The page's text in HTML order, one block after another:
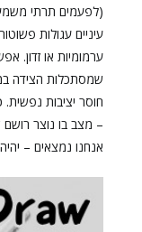
(לפעמים תרתי
עיניים עגולות
ערמומיות או זדון.
שמסתכלות הצידה
חוסר יציבות
– מצב בו נוצר רושם
אנחנו נמצאים –